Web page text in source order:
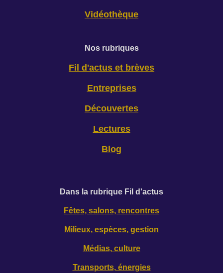
Vidéothèque
Nos rubriques
Fil d'actus et brèves
Entreprises
Découvertes
Lectures
Blog
Dans la rubrique Fil d'actus
Fêtes, salons, rencontres
Milieux, espèces, gestion
Médias, culture
Transports, énergies